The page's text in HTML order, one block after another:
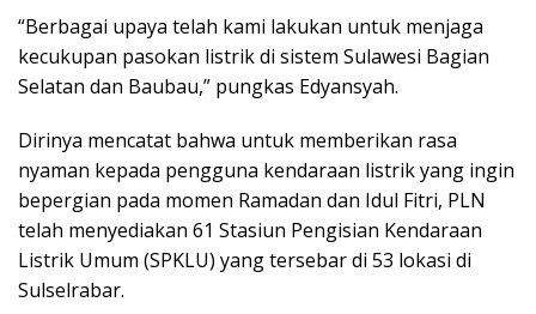
“Berbagai upaya telah kami lakukan untuk menjaga
kecukupan pasokan listrik di sistem Sulawesi Bagian
Selatan dan Baubau,” pungkas Edyansyah.
Dirinya mencatat bahwa untuk memberikan rasa
nyaman kepada pengguna kendaraan listrik yang ingin
bepergian pada momen Ramadan dan Idul Fitri, PLN
telah menyediakan 61 Stasiun Pengisian Kendaraan
Listrik Umum (SPKLU) yang tersebar di 53 lokasi di
Sulselrabar.